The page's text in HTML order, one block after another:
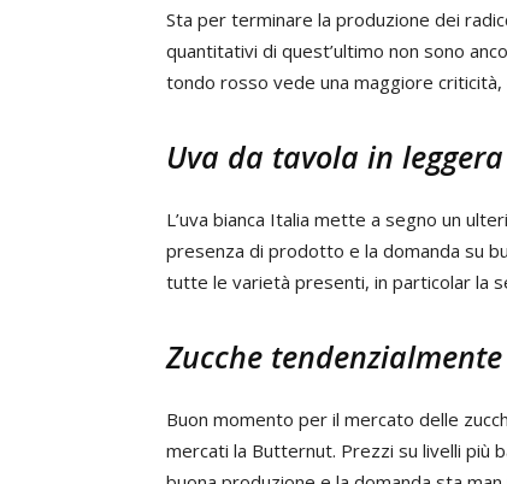
Sta per terminare la produzione dei
quantitativi di quest’ultimo non sono
tondo rosso vede una maggiore
Uva da tavola in
L’uva bianca Italia mette a segno un
presenza di prodotto e la domanda su
tutte le varietà presenti, in particolar la
Zucche
Buon momento per il mercato delle
mercati la Butternut. Prezzi su livelli più